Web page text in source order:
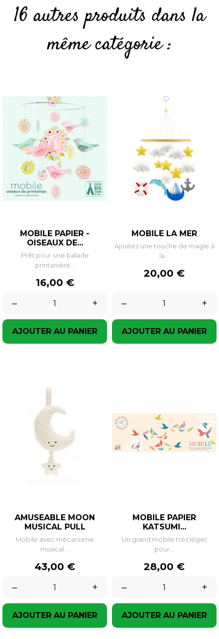
16 autres produits dans la
même catégorie :
MOBILE PAPIER -
OISEAUX DE...
Prêt pour une balade
printanière...
Prix
16,00 €
–
+
AJOUTER AU PANIER
MOBILE LA MER
Ajoutez une touche de magie à
la...
Prix
20,00 €
– +
AJOUTER AU PANIER
AMUSEABLE MOON
MUSICAL PULL
Mobile avec mécanisme
musical....
Prix
43,00 €
–
+
AJOUTER AU PANIER
MOBILE PAPIER
KATSUMI...
Un grand mobile très léger
pour...
Prix
28,00 €
–
+
AJOUTER AU PANIER